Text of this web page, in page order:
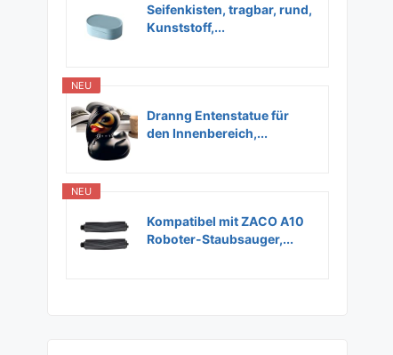
Seifenkisten, tragbar, rund,
Kunststoff,...
NEU
Dranng Entenstatue für
den Innenbereich,...
NEU
Kompatibel mit ZACO A10
Roboter-Staubsauger,...